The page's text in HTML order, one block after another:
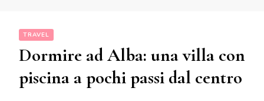
TRAVEL
Dormire ad Alba: una villa con
piscina a pochi passi dal centro